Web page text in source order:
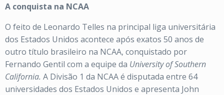
A conquista na NCAA
O feito de Leonardo Telles na principal liga universitária
dos Estados Unidos acontece após exatos 50 anos de
outro título brasileiro na NCAA, conquistado por
Fernando Gentil com a equipe da University of Southern
California. A Divisão 1 da NCAA é disputada entre 64
universidades dos Estados Unidos e apresenta John